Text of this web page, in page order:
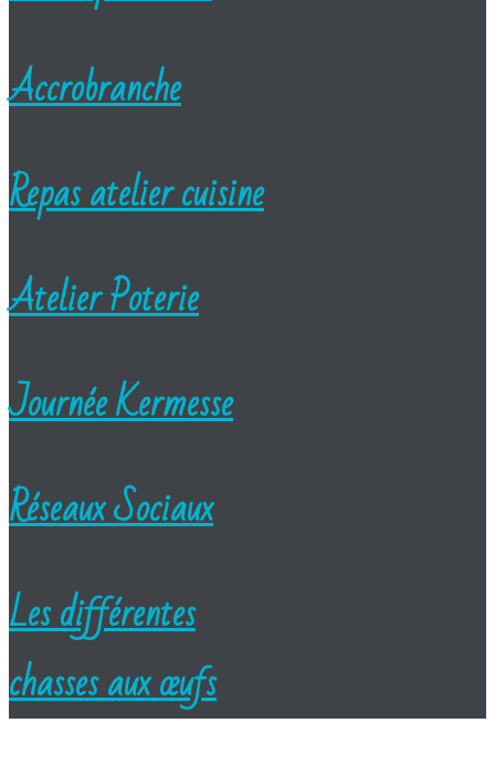
Accrobranche
Repas atelier cuisine
Atelier Poterie
Journée Kermesse
Réseaux Sociaux
Les différentes
chasses aux œufs